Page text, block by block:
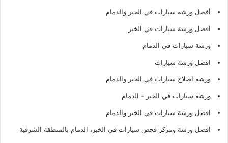
أفضل ورشة سيارات في الخبر والدمام
افضل ورشة سيارات في الخبر
ورشة سيارات في الدمام
افضل ورشة سيارات
ورشة اصلاح سيارات في الخبر والدمام
ورشة سيارات في الخبر - الدمام
افضل ورشة سيارات في الخبر والدمام
افضل ورشة ومركز فحص سيارات في الخبر، الدمام بالمنطقة الشرقية